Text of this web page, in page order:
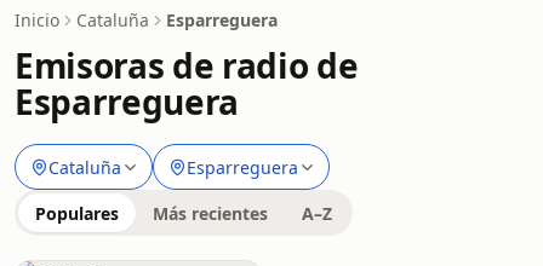
Inicio Cataluña Esparreguera
Emisoras de radio de
Esparreguera
Cataluña Esparreguera
Populares Más recientes A–Z